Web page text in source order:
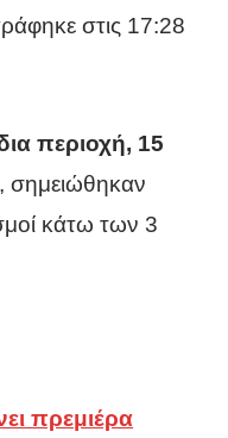
στις 17:28
περιοχή, 15
, σημειώθηκαν
κάτω των 3
πρεμιέρα